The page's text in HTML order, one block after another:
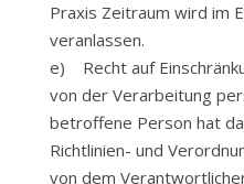
Praxis Zeitraum wird im
veranlassen.
e) Recht auf
von der Verarbeitung
betroffene Person hat
Richtlinien- und
von dem